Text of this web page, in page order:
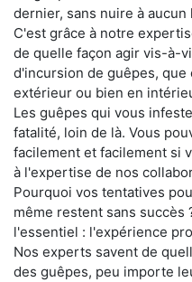
dernier, sans nuire à aucun
C'est grâce à notre
de quelle façon agir vis-à-
d'incursion de guêpes, que
extérieur ou bien en
Les guêpes qui vous
fatalité, loin de là. Vous
facilement et facilement si
à l'expertise de nos
Pourquoi vos tentatives
même restent sans succès
l'essentiel : l'expérience
Nos experts savent de
des guêpes, peu importe